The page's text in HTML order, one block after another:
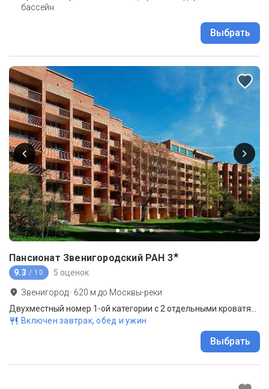
бассейн
Выбрать
Пансионат Звенигородский РАН 3★
9.3 / 10 5 оценок
Звенигород · 620 м до Москвы-реки
Двухместный номер 1-ой категории с 2 отдельными кроватями
Включен завтрак, обед и ужин
Выбрать